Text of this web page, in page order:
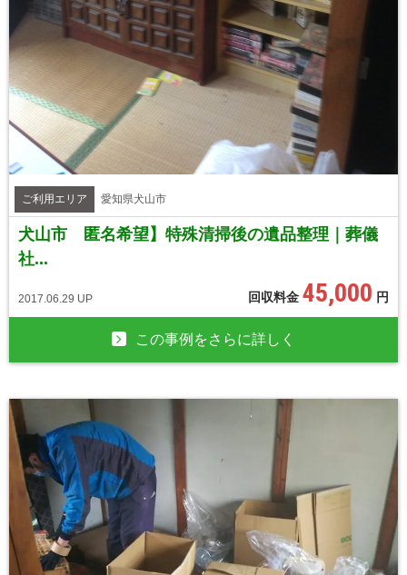
ご利用エリア 愛知県犬山市
犬山市 匿名希望】特殊清掃後の遺品整理｜葬儀
社...
2017.06.29 UP 回収料金 45,000 円
この事例をさらに詳しく